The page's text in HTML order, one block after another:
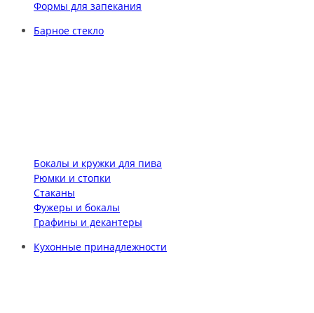
Формы для запекания
Барное стекло
Бокалы и кружки для пива
Рюмки и стопки
Стаканы
Фужеры и бокалы
Графины и декантеры
Кухонные принадлежности